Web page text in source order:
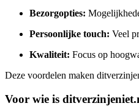
Bezorgopties:
Persoonlijke touch: Veel
Kwaliteit: Focus op
Deze voordelen maken
Voor wie is